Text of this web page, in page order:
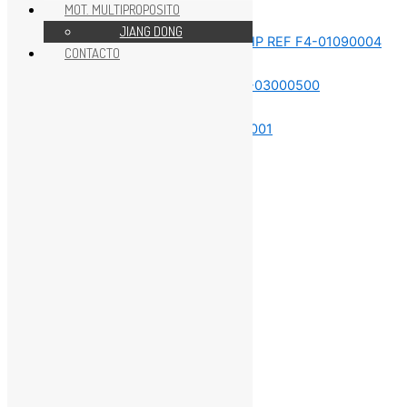
REPUESTOS MOTOR 5HP
REPUESTOS MOTOR 5HP
MOT. MULTIPROPOSITO
JIANG DONG
CONTACTO